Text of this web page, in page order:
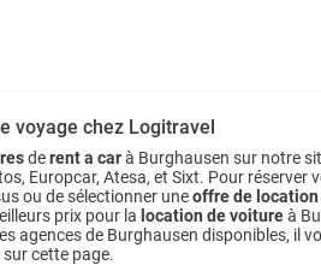
voyage chez Logitravel
derent a carà Burghausen sur notre
Europcar, Atesa, et Sixt. Pour
ou de sélectionner uneoffre de location
prix pour la location de voitureà
agences de Burghausen disponibles, il
sur cette page.